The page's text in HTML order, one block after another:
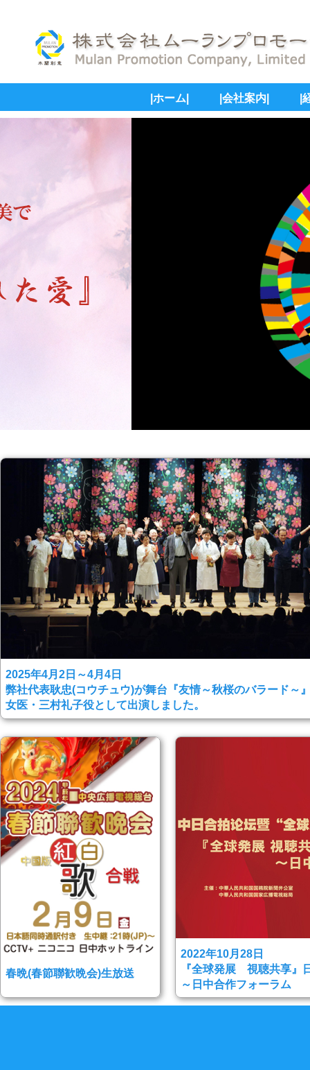
|ホーム| |会社案内| |
2025年4月2日～4月4日
弊社代表耿忠(コウチュウ)が舞台『友情～秋桜のバラード～
女医・三村礼子役として出演しました。
春晩(春節聯歓晩会)生放送
2022年10月28日
『全球発展 視聴共享』
～日中合作フォーラム